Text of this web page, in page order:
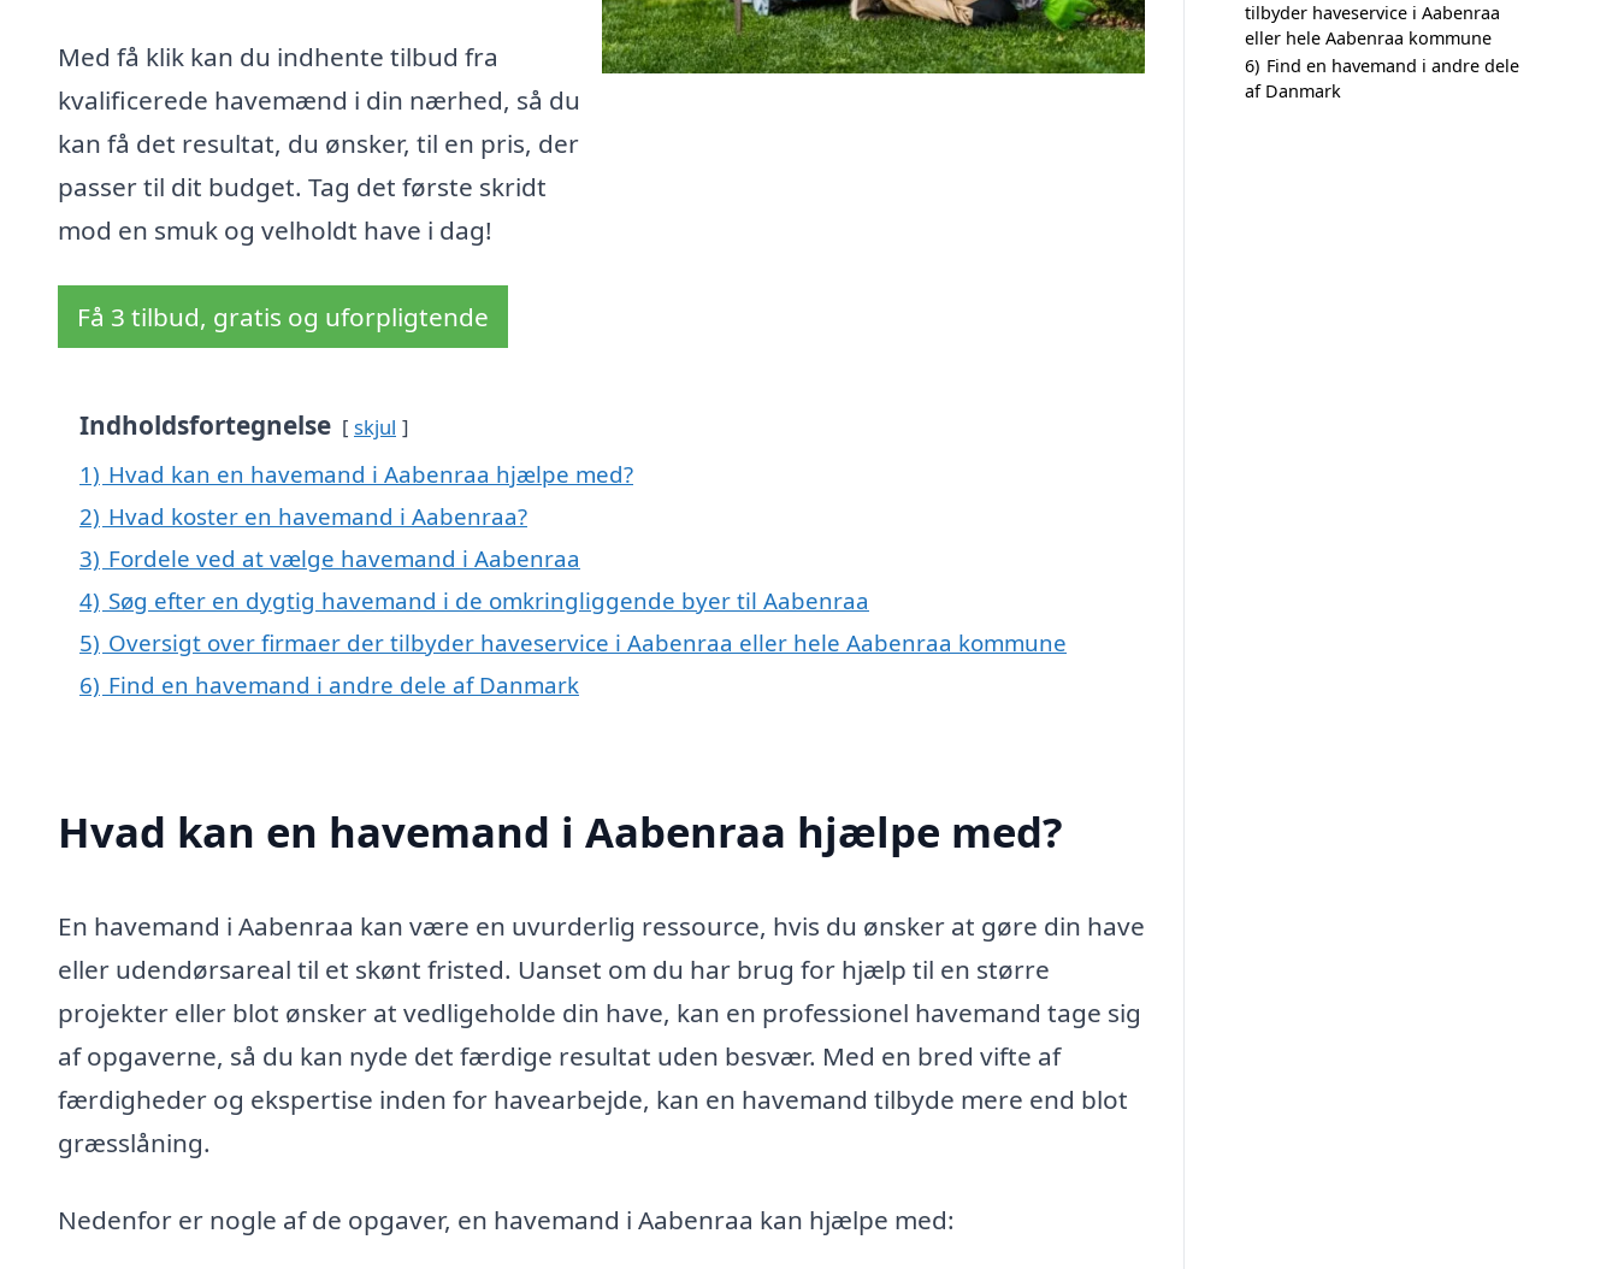
Med få klik kan du indhente tilbud fra
kvalificerede havemænd i din nærhed, så du
kan få det resultat, du ønsker, til en pris, der
passer til dit budget. Tag det første skridt
mod en smuk og velholdt have i dag!
Få 3 tilbud, gratis og uforpligtende
Indholdsfortegnelse skjul
1) Hvad kan en havemand i Aabenraa hjælpe med?
2) Hvad koster en havemand i Aabenraa?
3) Fordele ved at vælge havemand i Aabenraa
4) Søg efter en dygtig havemand i de omkringliggende byer til Aabenraa
5) Oversigt over firmaer der tilbyder haveservice i Aabenraa eller hele Aabenraa kommune
6) Find en havemand i andre dele af Danmark
Hvad kan en havemand i Aabenraa hjælpe med?
En havemand i Aabenraa kan være en uvurderlig ressource, hvis du ønsker at gøre din have
eller udendørsareal til et skønt fristed. Uanset om du har brug for hjælp til en større
projekter eller blot ønsker at vedligeholde din have, kan en professionel havemand tage sig
af opgaverne, så du kan nyde det færdige resultat uden besvær. Med en bred vifte af
færdigheder og ekspertise inden for havearbejde, kan en havemand tilbyde mere end blot
græsslåning.
Nedenfor er nogle af de opgaver, en havemand i Aabenraa kan hjælpe med:
tilbyder haveservice i Aabenraa
eller hele Aabenraa kommune
6) Find en havemand i andre dele
af Danmark